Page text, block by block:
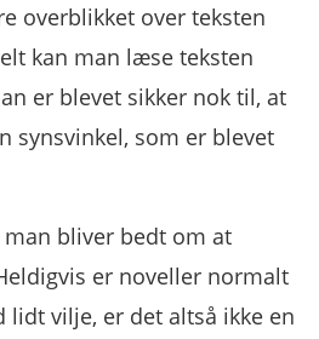
overblikket over teksten
kan man læse teksten
er blevet sikker nok til, at
synsvinkel, som er blevet
bliver bedt om at
er noveller normalt
lidt vilje, er det altså ikke en